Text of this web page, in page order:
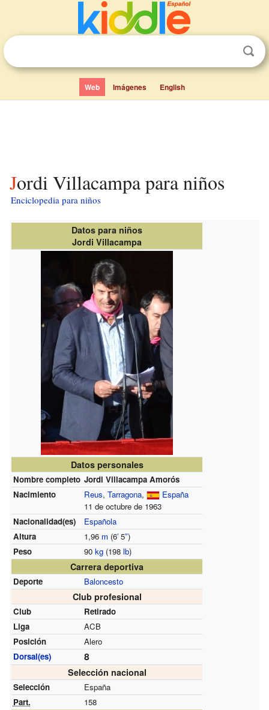
Web Imágenes English
Jordi Villacampa para niños
Enciclopedia para niños
Datos para niños
Jordi Villacampa
Datos personales
Nombre completo Jordi Villacampa Amorós
Nacimiento
Reus, Tarragona,
España
11 de octubre de 1963
Nacionalidad(es)
Española
Altura
1,96 m (6′5″)
Peso
90 kg(198 lb)
Carrera deportiva
Deporte Baloncesto
Club profesional
Club
Retirado
Liga
ACB
Posición
Alero
Dorsal(es)
8
Selección nacional
Selección
España
Part.
158